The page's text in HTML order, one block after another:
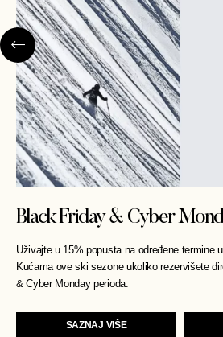
Black Friday & Cyber
Uživajte u 15% popusta na određene termine
Kućama ove ski sezone ukoliko rezervišete
& Cyber Monday perioda.
SAZNAJ VIŠE